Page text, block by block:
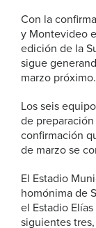
Con la
y Montevideo
edición de la
sigue
marzo próximo.
Los seis
de
confirmación
de marzo se
El Estadio
homónima de
el Estadio
siguientes